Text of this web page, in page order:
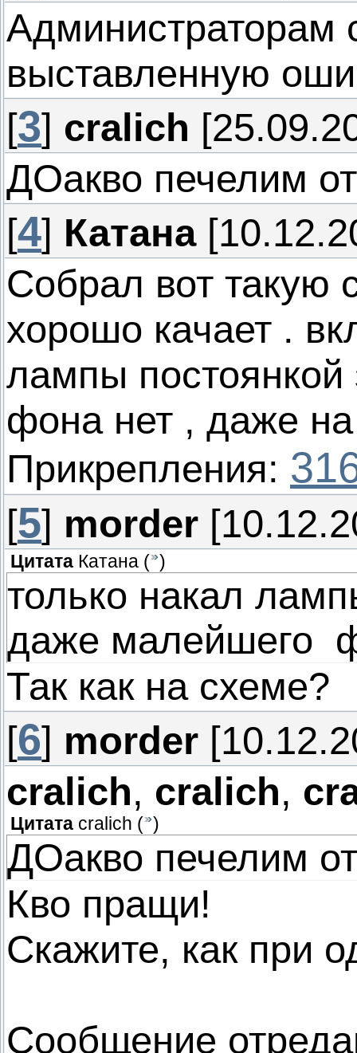
Администраторам
выставленную
[3] cralich
ДОакво печелим
[4] Катана
Собрал вот такую
хорошо качает .
лампы
фона нет , даже
Прикрепления:
[5] morder
Цитата Катана ( )
только накал
даже малейшего
Так как на схеме?
[6] morder
cralich, cralich,
Цитата cralich ( )
ДОакво печелим
Кво пращи!
Скажите, как при
Сообщение